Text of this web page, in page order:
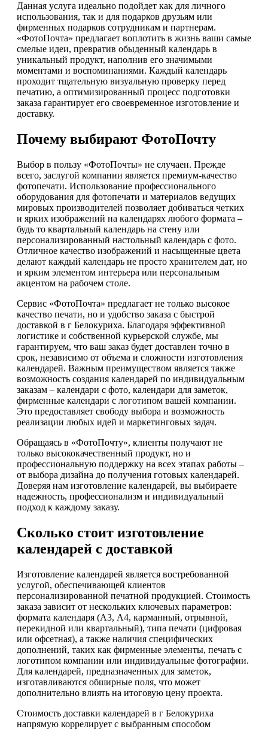
Данная услуга идеально подойдет как для личного
использования, так и для подарков друзьям или
фирменных подарков сотрудникам и партнерам.
«ФотоПочта» предлагает воплотить в жизнь ваши самые
смелые идеи, превратив обыденный календарь в
уникальный продукт, наполнив его значимыми
моментами и воспоминаниями. Каждый календарь
проходит тщательную визуальную проверку перед
печатию, а оптимизированный процесс подготовки
заказа гарантирует его своевременное изготовление и
доставку.
Почему выбирают ФотоПочту
Выбор в пользу «ФотоПочты» не случаен. Прежде
всего, заслугой компании является премиум-качество
фотопечати. Использование профессионального
оборудования для фотопечати и материалов ведущих
мировых производителей позволяет добиваться четких
и ярких изображений на календарях любого формата –
будь то квартальный календарь на стену или
персонализированный настольный календарь с фото.
Отличное качество изображений и насыщенные цвета
делают каждый календарь не просто хранителем дат, но
и ярким элементом интерьера или персональным
акцентом на рабочем столе.
Сервис «ФотоПочта» предлагает не только высокое
качество печати, но и удобство заказа с быстрой
доставкой в г Белокуриха. Благодаря эффективной
логистике и собственной курьерской службе, мы
гарантируем, что ваш заказ будет доставлен точно в
срок, независимо от объема и сложности изготовления
календарей. Важным преимуществом является также
возможность создания календарей по индивидуальным
заказам – календари с фото, календари для заметок,
фирменные календари с логотипом вашей компании.
Это предоставляет свободу выбора и возможность
реализации любых идей и маркетинговых задач.
Обращаясь в «ФотоПочту», клиенты получают не
только высококачественный продукт, но и
профессиональную поддержку на всех этапах работы –
от выбора дизайна до получения готовых календарей.
Доверяя нам изготовление календарей, вы выбираете
надежность, профессионализм и индивидуальный
подход к каждому заказу.
Сколько стоит изготовление
календарей с доставкой
Изготовление календарей является востребованной
услугой, обеспечивающей клиентов
персонализированной печатной продукцией. Стоимость
заказа зависит от нескольких ключевых параметров:
формата календаря (А3, А4, карманный, отрывной,
перекидной или квартальный), типа печати (цифровая
или офсетная), а также наличия специфических
дополнений, таких как фирменные элементы, печать с
логотипом компании или индивидуальные фотографии.
Для календарей, предназначенных для заметок,
изготавливаются обширные поля, что может
дополнительно влиять на итоговую цену проекта.
Стоимость доставки календарей в г Белокуриха
напрямую коррелирует с выбранным способом